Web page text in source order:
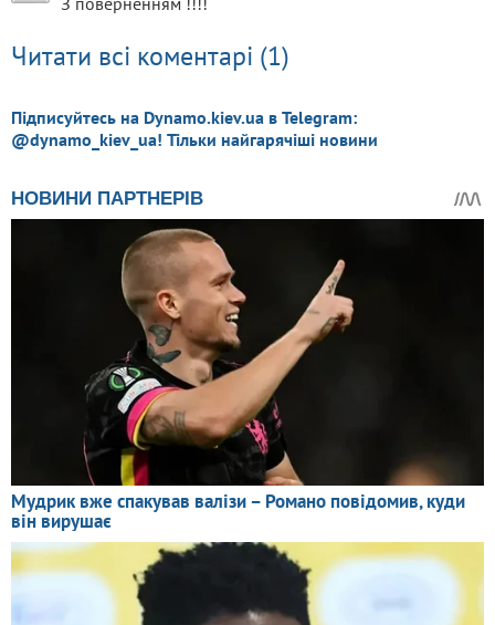
Читати всі коментарі (1)
Підписуйтесь на Dynamo.kiev.ua в Telegram:
@dynamo_kiev_ua! Тільки найгарячіші новини